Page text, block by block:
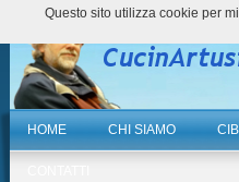
HOME CHI SIAMO
Questo sito utilizza cookie per